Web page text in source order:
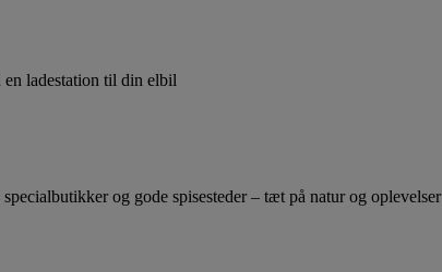
ladestation til din elbil
og gode spisesteder – tæt på natur og oplevelser